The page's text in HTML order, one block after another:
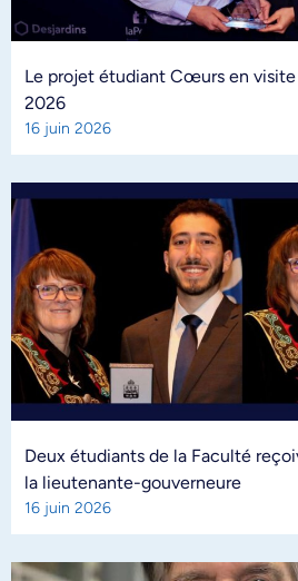
Le projet étudiant Cœurs en visite
2026
16 juin 2026
Deux étudiants de la Faculté
la lieutenante-gouverneure
16 juin 2026